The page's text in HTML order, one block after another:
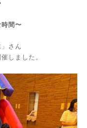
間〜
さん
しました。